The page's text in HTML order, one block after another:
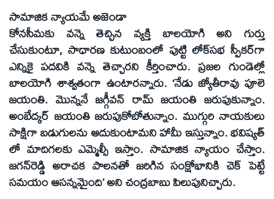
సామాజిక న్యాయమే అజెండా
కోనసీమకు వన్నె తెచ్చిన వ్యక్తి బాలయోగి అని గుర్తు
చేసుకుంటూ, సాధారణ కుటుంబంలో పుట్టి లోక్‌సభ స్పీకర్‌గా
ఎన్నికై పదవికి వన్నె తెచ్చారని కీర్తించారు. ప్రజల గుండెల్లో
బాలయోగి శాశ్వతంగా ఉంటారన్నారు. ‘నేడు జ్యోతీరావు పూలె
జయంతి. మొన్ననే జగ్గీవన్‌ రామ్‌ జయంతి జరుపుకున్నాం.
అంబేద్కర్‌ జయంతి జరుపుకోబోతున్నాం. ముగ్గురి నాయకులు
సాక్షిగా బడుగులను ఆదుకుంటామని హామీ ఇస్తున్నాం. భవిష్యత్‌
లో మాదిగలకు ఎమ్మెల్సీ ఇస్తాం. సామాజిక న్యాయం చేస్తాం.
జగన్‌రెడ్డి అరాచక పాలనతో జరిగిన సంక్షోభానికి చెక్‌ పెట్టే
సమయం ఆసన్నమైంది’ అని చంద్రబాబు పిలుపునిచ్చారు.